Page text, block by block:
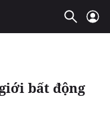
bất động